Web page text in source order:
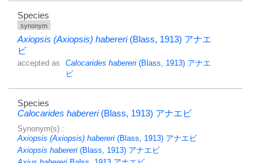
Species
synonym
Axiopsis (Axiopsis) habereri(Blass, 1913) アナエ
ビ
accepted as Calocarides habereri (Blass, 1913) アナエ
ビ
Species
Calocarides habereri(Blass, 1913) アナエビ
Synonym(s) :
Axiopsis (Axiopsis) habereri (Blass, 1913) アナエビ
Axiopsis habereri (Blass, 1913) アナエビ